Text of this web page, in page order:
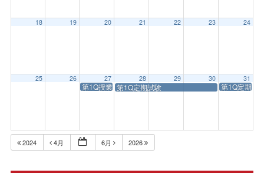
18 19 20 21 22 23 24
25 26 27
第1Q授業終了日
28
第1Q定期試験
29 30 31
第1Q定期試
2024 4月 6月 2026